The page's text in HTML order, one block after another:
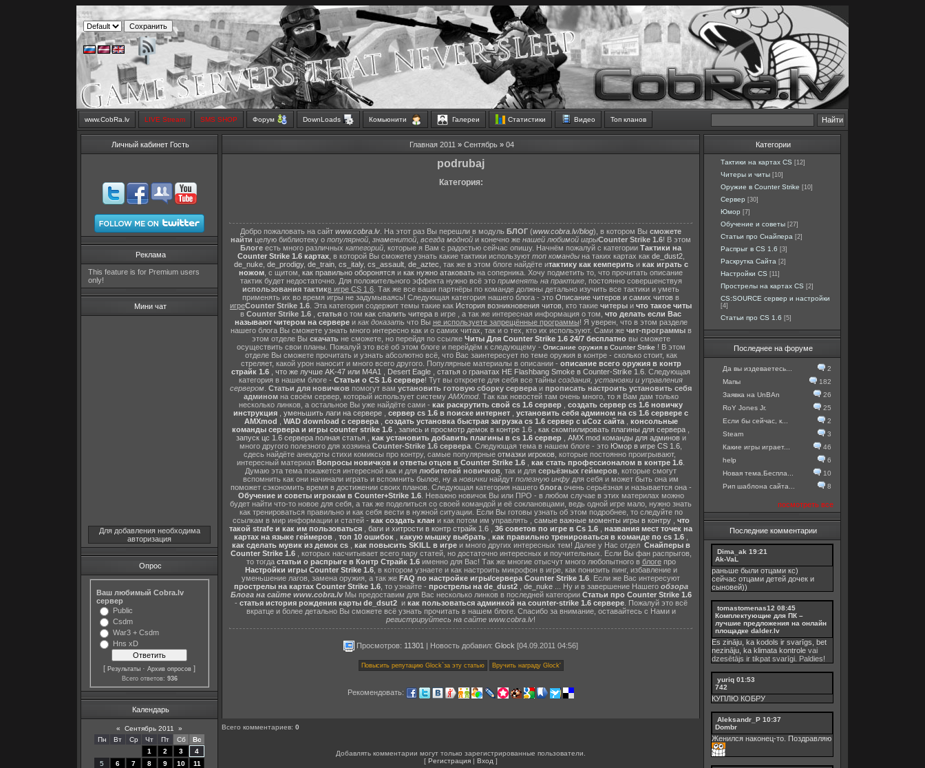
www.CobRa.lv LIVE Stream SMS SHOP Форум DownLoads Комьюнити Галереи Статистики Видео Топ кланов
Личный кабинет Гость
Реклама
This feature is for Premium users
only!
Мини чат
Для добавления необходима
авторизация
Опрос
Ваш любимый Cobra.lv
сервер
Public
Csdm
War3 + Csdm
Hns xD
[ Результаты · Архив опросов ]
Всего ответов: 936
Календарь
« Сентябрь 2011
»
Пн
Вт Ср Чт Пт Сб
Вс
1
2 3
4
5
6 7 8 9 10
11
Главная 2011 » Сентябрь » 04
podrubaj
Категория:
Добро пожаловать на сайт www.cobra.lv . На этот раз Вы перешли в модуль БЛОГ (www.cobra.lv/blog), в котором Вы сможете
найти целую библиотеку о популярной знаменитой всегда модной и конечно же нашей любимой игрыCounter Strike 1.6! В этом
Блоге есть много различных категорий , которые я Вам с радостью сейчас опишу. Начнём пожалуй с категории Тактики на
Counter Strike 1.6 картах, в которой Вы сможете узнать какие тактики используют топ командына таких картах как de_dust2,
de_nuke, de_prodigy, de_train, cs_italy, cs_assault, de_aztec , так же в этом блоге найдёте итактику как кемперитьи как играть с
ножом , с щитом, как правильно оборонятся и как нужно атаковать на соперника. Хочу подметить то, что прочитать описание
тактик будет недостаточно. Для положительного эффекта нужно всё это применять на практике, постоянно совершенствуя
использования тактикв игре CS 1.6 . Так же все ваши партнёры по команде должны детально изучить все тактики и уметь
применять их во время игры не задумываясь! Следующая категория нашего блога - это Описание читеров и самих читов в
игреCounter Strike 1.6 . Эта категория содержит темы такие как История возникновения читов , кто такие читеры и что такое читы
в Counter Strike 1.6 статья о том как спалить читера в игре , а так же интересная информация о том, что делать если Вас
называют читером на сервереи как доказать что Вы не используете запрещённые программы! Я уверен, что в этом разделе
нашего блога Вы сможете узнать много интересно как и о самих читах, так и о тех, кто их используют. Сами же чит-программыв
этом отделе Вы скачатьне сможете, но перейдя по ссылке Читы Для Counter Strike 1.6 24/7 бесплатновы сможете
осуществить свои планы. Пожалуй это всё об этом блоге и перейдём к следующему - Описание оружия в Counter Strike ! В этом
отделе Вы сможете прочитать и узнать абсолютно всё, что Вас заинтересует по теме оружия в контре - сколько стоит, как
стреляет, какой урон наносит и много всего другого. Популярные материалы в описании - описание всего оружия в контр
страйк 1.6
что же лучше AK-47 или M4A1 Desert Eagle статья о гранатах HE Flashbang Smoke в Counter-Strike 1.6 . Следующая
категория в нашем блоге - Статьи о CS 1.6 сервере! Тут вы откроете для себя все тайны создания, установки и управления
сервером Статьи для новичков помогут вам установить готовую сборку сервера и прописать настроить установить себя
админомна своём сервер, который использует систему AMXmod. Так как новостей там очень много, то я Вам дам только
несколько линков, а остальное Вы уже найдёте сами - как раскрутить свой cs 1.6 сервер
создать сервер cs 1.6 новичку
инструкция
уменьшить лаги на сервере сервер cs 1.6 в поиске интернет
установить себя админом на cs 1.6 сервере с
AMXmod
WAD download с сервера, создать установка быстрая загрузка cs 1.6 сервер с uCoz сайта, консольные
команды сервера и игры counter strike 1.6
запись и просмотр демок в контре 1.6 как скомпилировать плагины для сервера
запуск цс 1.6 сервера полная статья, как установить добавить плагины в cs 1.6 сервер, AMX mod команды для админови
много другого полезного для хозяина Counter-Strike 1.6 сервера . Следующая тема в нашем блоге - это Юмор в игре CS 1.6
сдесь найдёте анекдоты стихи комиксы про контру, самые популярные отмазки игроков , которые постоянно проигрывают,
интересный материал Вопросы новичков и ответы отцов в Counter Strike 1.6 как стать профессионалом в контре 1.6
Думаю эта тема покажется интересной как и для любителей новичков , так и для серьёзных геймеров , которые смогут
вспомнить как они начинали играть и вспомнить былое, ну а новички найдут полезную инфу для себя и может быть она им
поможет сэкономить время в достижении своих планов. Следующая категория нашего блогаочень серьёзная и называется она -
Обучение и советы игрокам в Counter+Strike 1.6. Неважно новичок Вы или ПРО - в любом случае в этих материлах можно
будет найти что-то новое для себя, а так же поделиться со своей командой и её соклановцами, ведь одной игре мало, нужно знать
как тренироваться правильно и как себя вести в нужной ситуации. Если Вы готовы узнать об этом подробнее, то следуйте по
ссылкам в мир информации и статей - как создать клан и как потом им управлять , самые важные моменты игры в контру, что
такой strafe и как им пользоваться
баги и хитрости в контр страйк 1.6 36 советов по игре в Cs 1.6
названия мест точек на
картах на языке геймеров, топ 10 ошибок, какую мышку выбрать, как правильно тренироваться в команде по cs 1.6,
как сделать мувик из демок cs, как повысить SKILL в игреи много других интересных тем! Далее у Нас отдел Снайперы в
Counter Strike 1.6, которых насчитывает всего пару статей, но достаточно интересных и поучительных. Если Вы фан распрыгов,
то тогда статьи о распрыге в Контр Страйк 1.6именно для Вас! Так же многие отысчут много любопытного в блогепро
Настройки игры Counter Strike 1.6, в котором узнаете и как настроить микрофон в игре, как понизить пинг, избавление и
уменьшение лагов, замена оружия, а так же FAQ по настройке игры/сервера Counter Strike 1.6 . Если же Вас интересуют
прострелы на картах Counter Strike 1.6, то узнайте - прострелы на de_dust2, de_nuke... Ну и в завершение Нашего обзора
Блога на сайте www.cobra.lvМы предоставим для Вас несколько линков в последней категории Статьи про Counter Strike 1.6
- статья история рождения карты de_dsut2и как пользоваться админкой на counter-strike 1.6 сервере. Пожалуй это всё
вкратце и более детально Вы сможете всё узнать прочитать в нашем блоге. Спасибо за внимание, оставайтесь с Нами и
регистрируйтесь на сайте www.cobra.lv!
Просмотров: 11301 | Новость добавил: Glock [04.09.2011 04:56]
Рекомендовать:
Всего комментариев: 0
Добавлять комментарии могут только зарегистрированные пользователи.
[ Регистрация | Вход ]
Категории
Тактики на картах CS [12]
Читеры и читы [10]
Оружие в Counter Strike [10]
Сервер [30]
Юмор [7]
Обучение и советы [27]
Статьи про Снайпера [2]
Распрыг в CS 1.6 [3]
Раскрутка Сайта [2]
Настройки CS [11]
Прострелы на картах CS [2]
CS:SOURCE сервер и настройки
[4]
Статьи про CS 1.6 [5]
Последнее на форуме
Да вы издеваетесь...
2
Мапы
182
Заявка на UnBAn
26
RoY Jones Jr.
25
Если бы сейчас, к...
2
Steam
3
Какие игры играет...
46
help
6
Новая тема.Беспла...
10
Рип шаблона сайта...
8
посмотреть все
Последние комментарии
Dima_ak 19:21
Ak-VaL
раньше были отцами кс)
сейчас отцами детей дочек и
сыновей))
tomastomenas12 08:45
Комплектующие для ПК –
лучшие предложения на онлайн
площадке dalder.lv
Es zināju, ka kodols ir svarīgs, bet
nezināju, ka klimata kontrole vai
dzesētājs ir tikpat svarīgi. Paldies!
yuriq 01:53
742
КУПЛЮ КОБРУ
Aleksandr_P 10:37
Dombr
Женился наконец-то. Поздравляю